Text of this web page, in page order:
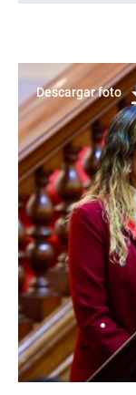
Descargar foto